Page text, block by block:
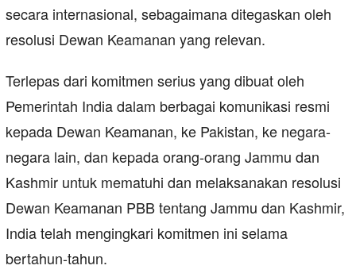
secara internasional, sebagaimana ditegaskan oleh
resolusi Dewan Keamanan yang relevan.
Terlepas dari komitmen serius yang dibuat oleh
Pemerintah India dalam berbagai komunikasi resmi
kepada Dewan Keamanan, ke Pakistan, ke negara-
negara lain, dan kepada orang-orang Jammu dan
Kashmir untuk mematuhi dan melaksanakan resolusi
Dewan Keamanan PBB tentang Jammu dan Kashmir,
India telah mengingkari komitmen ini selama
bertahun-tahun.